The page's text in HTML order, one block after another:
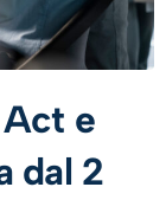
e
dal 2